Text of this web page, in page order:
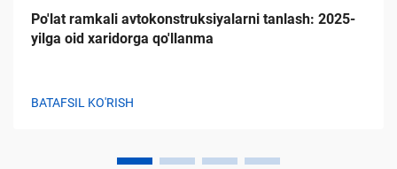
Po'lat ramkali avtokonstruksiyalarni tanlash: 2025-
yilga oid xaridorga qo'llanma
BATAFSIL KO'RISH